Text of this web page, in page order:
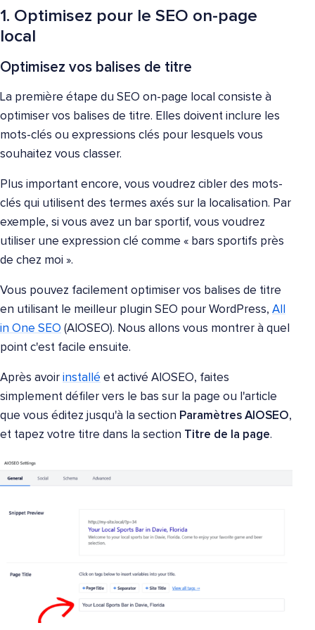
1. Optimisez pour le SEO on-page
local
Optimisez vos balises de titre
La première étape du SEO on-page local consiste à
optimiser vos balises de titre. Elles doivent inclure les
mots-clés ou expressions clés pour lesquels vous
souhaitez vous classer.
Plus important encore, vous voudrez cibler des mots-
clés qui utilisent des termes axés sur la localisation. Par
exemple, si vous avez un bar sportif, vous voudrez
utiliser une expression clé comme « bars sportifs près
de chez moi ».
Vous pouvez facilement optimiser vos balises de titre
en utilisant le meilleur plugin SEO pour WordPress, All
in One SEO (AIOSEO). Nous allons vous montrer à quel
point c'est facile ensuite.
Après avoir installé et activé AIOSEO, faites
simplement défiler vers le bas sur la page ou l'article
que vous éditez jusqu'à la section Paramètres AIOSEO,
et tapez votre titre dans la section Titre de la page.